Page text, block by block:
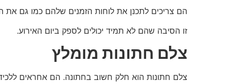
הם צריכים לתכנן את לוחות הזמנים שלהם כמו גם את
זו הסיבה שהם לא תמיד יכולים לספק ביום האירוע.
צלם חתונות מומלץ
צלם חתונות הוא חלק חשוב בחתונה. הם אחראים